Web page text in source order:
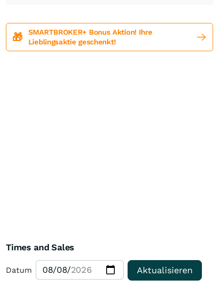
🎁
SMARTBROKER+ Bonus Aktion! Ihre
Lieblingsaktie geschenkt!
Times and Sales
Datum Aktualisieren